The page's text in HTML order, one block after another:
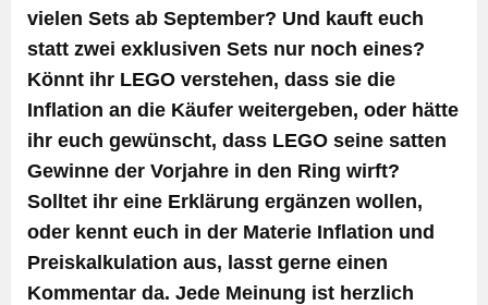
vielen Sets ab September? Und kauft euch
statt zwei exklusiven Sets nur noch eines?
Könnt ihr LEGO verstehen, dass sie die
Inflation an die Käufer weitergeben, oder hätte
ihr euch gewünscht, dass LEGO seine satten
Gewinne der Vorjahre in den Ring wirft?
Solltet ihr eine Erklärung ergänzen wollen,
oder kennt euch in der Materie Inflation und
Preiskalkulation aus, lasst gerne einen
Kommentar da. Jede Meinung ist herzlich